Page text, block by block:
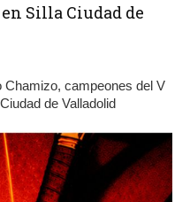
Silla Ciudad de
Chamizo, campeones del V
de Valladolid